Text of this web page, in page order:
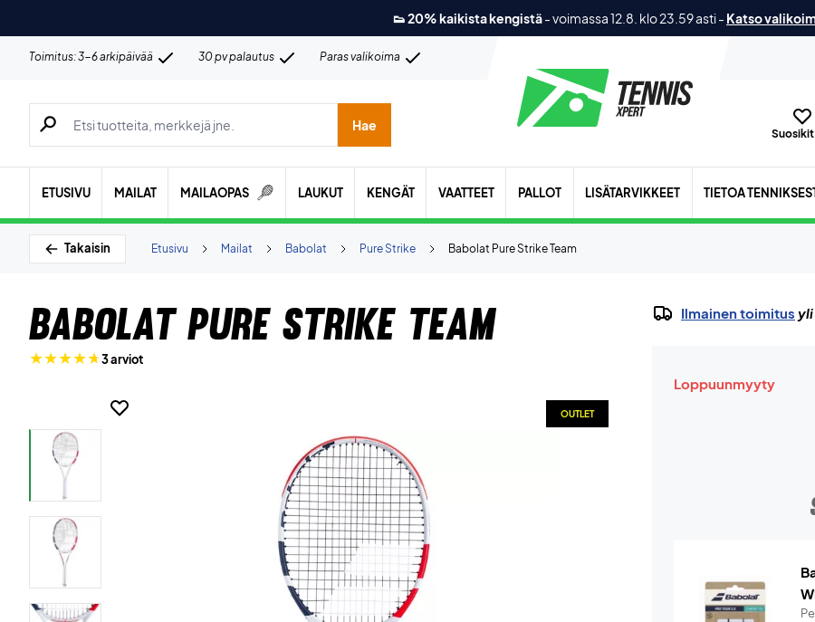
👟 20% kaikista kengistä-voimassa 12.8. klo 23.59 asti- Katso
Toimitus: 3-6 arkipäivää 30 pv palautus Paras valikoima
Hae tuotteita, merkkejä jne.
Hae
Suosikit
ETUSIVU MAILAT MAILAOPAS LAUKUT KENGÄT VAATTEET PALLOT LISÄTARVIKKEET TIETOA
Takaisin Babolat Pure Strike Team
Pure Strike
Babolat
Mailat
Etusivu
Babolat Pure Strike Team
3 arviot
OUTLET
Ilmainen toimitus
Loppuunmyyty